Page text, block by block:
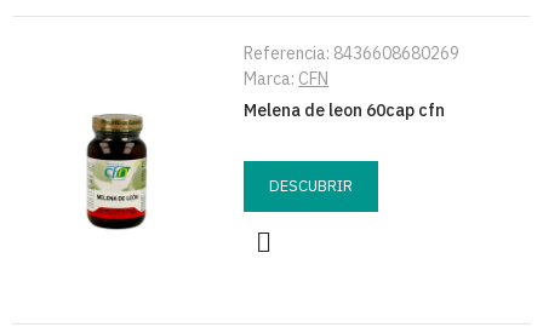
Referencia: 8436608680269
Marca: CFN
Melena de leon 60cap cfn
DESCUBRIR